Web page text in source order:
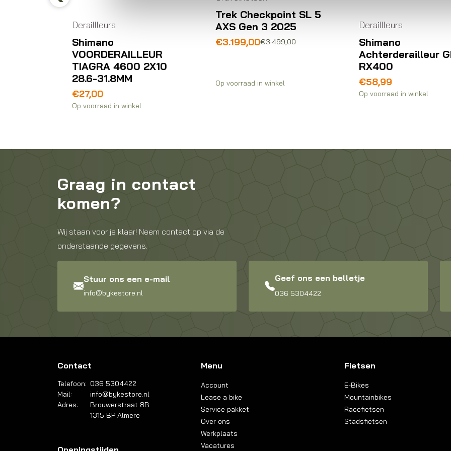
Previous
Deraillleurs
Shimano
VOORDERAILLEUR
TIAGRA 4600 2X10
28.6-31.8MM
€27,00
Op voorraad in winkel
Trek Checkpoint SL 5
AXS Gen 3 2025
€3.499,00
Oorspronkelijke
€3.199,00
Huidige
Op voorraad in winkel
Deraillleurs
Shimano
Achterderailleur
RX400
€58,99
Op voorraad in winkel
Graag in contact
komen?
Wij staan voor je klaar! Neem contact op via de
onderstaande gegevens.
Stuur ons een e-mail
info@bykestore.nl
Geef ons een belletje
036 5304422
Contact
Telefoon: 036 5304422
Mail:
info@bykestore.nl
Adres:
Brouwerstraat 8B
1315 BP Almere
Menu
Account
Lease a bike
Service pakket
Over ons
Werkplaats
Vacatures
Fietsen
E-Bikes
Mountainbikes
Racefietsen
Stadsfietsen